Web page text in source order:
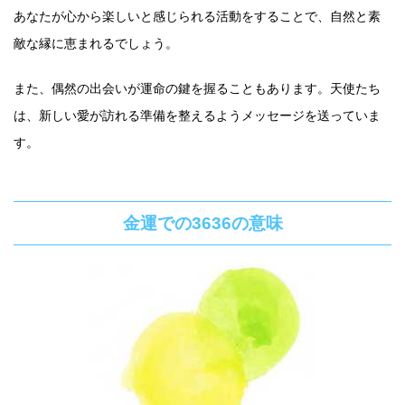
あなたが心から楽しいと感じられる活動をすることで、自然と素
敵な縁に恵まれるでしょう。
また、偶然の出会いが運命の鍵を握ることもあります。天使たち
は、新しい愛が訪れる準備を整えるようメッセージを送っていま
す。
金運での3636の意味